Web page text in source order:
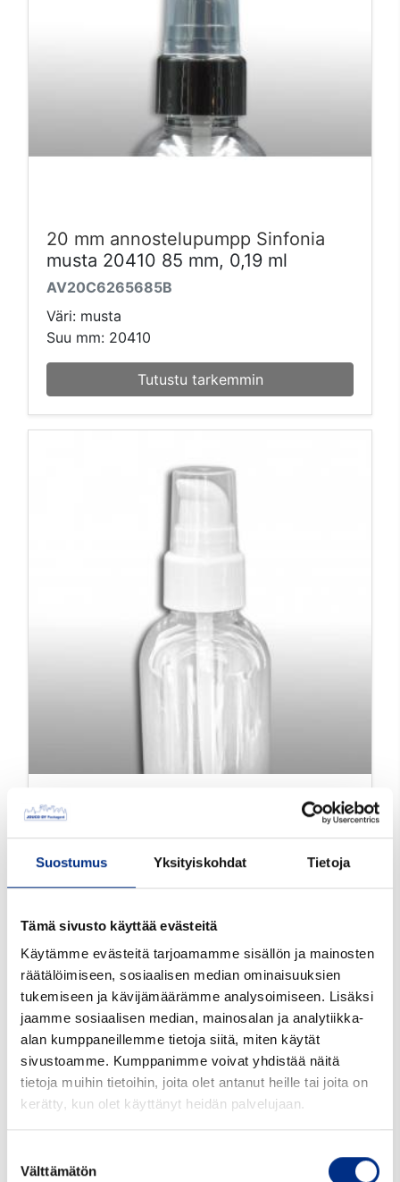
Suostumus Yksityiskohdat Tietoja
Tämä sivusto käyttää evästeitä
Käytämme evästeitä tarjoamamme sisällön ja mainosten
räätälöimiseen, sosiaalisen median ominaisuuksien
tukemiseen ja kävijämäärämme analysoimiseen. Lisäksi
jaamme sosiaalisen median, mainosalan ja analytiikka-
alan kumppaneillemme tietoja siitä, miten käytät
sivustoamme. Kumppanimme voivat yhdistää näitä
tietoja muihin tietoihin, joita olet antanut heille tai joita on
kerätty, kun olet käyttänyt heidän palvelujaan.
valinta
Välttämätön
20 mm annostelupumpp Sinfonia
musta 20410 85 mm, 0,19 ml
AV20C6265685B
Väri: musta
Suu mm: 20410
Tutustu tarkemmin
20 mm annostelupumppu Sinfonia
valkoinen 20410 92 mm, 0,19 ml